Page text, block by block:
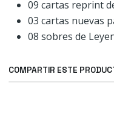
09 cartas reprint
03 cartas nuevas
08 sobres de
COMPARTIR ESTE